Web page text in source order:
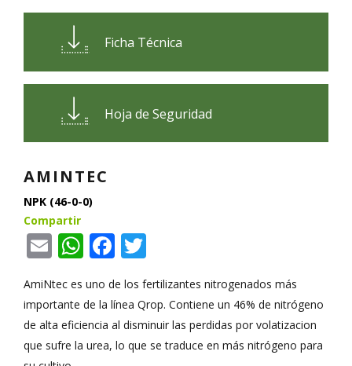
Ficha Técnica
Hoja de Seguridad
AMINTEC
NPK (46-0-0)
Compartir
EmailWhatsApp
Facebook
AmiNtec es uno de los fertilizantes nitrogenados más
importante de la línea Qrop. Contiene un 46% de nitrógeno
de alta eficiencia al disminuir las perdidas por volatizacion
que sufre la urea, lo que se traduce en más nitrógeno para